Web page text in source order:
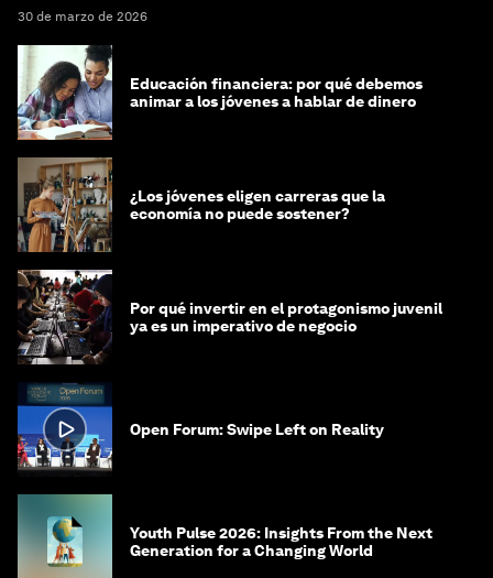
30 de marzo de 2026
Educación financiera: por qué debemos
animar a los jóvenes a hablar de dinero
¿Los jóvenes eligen carreras que la
economía no puede sostener?
Por qué invertir en el protagonismo juvenil
ya es un imperativo de negocio
Open Forum: Swipe Left on Reality
Youth Pulse 2026: Insights From the Next
Generation for a Changing World